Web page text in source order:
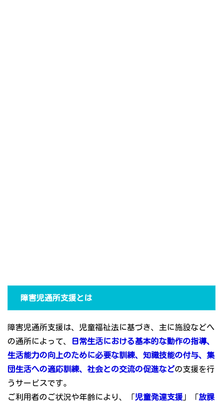
障害児通所支援とは
障害児通所支援は、児童福祉法に基づき、主に施設などへ
の通所によって、
日常生活における基本的な動作の指導、
生活能力の向上のために必要な訓練、知識技能の付与、集
団生活への適応訓練、社会との交流の促進などの支援を行
うサービスです。
ご利用者のご状況や年齢により、「児童発達支援 」「放課